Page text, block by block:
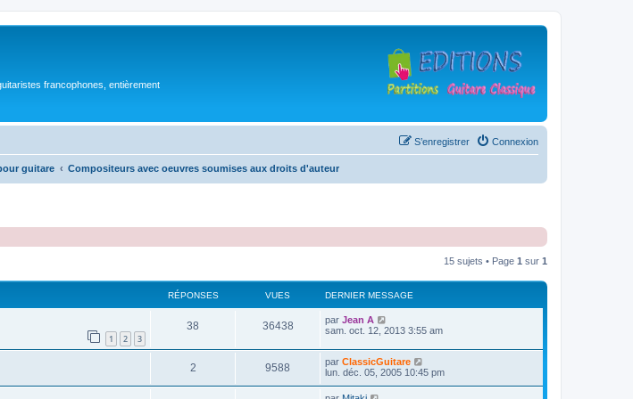
francophones, entièrement
Connexion
S’enregistrer
guitare Compositeurs avec oeuvres soumises aux droits d'auteur
15 sujets • Page 1 sur 1
RÉPONSES VUES DERNIER MESSAGE
1 2 3
38
é
36438V
u
D
e
n
i
e
par Jean A
sam. oct. 12, 2013 3:55 am
2R
é
9588
u
D
e
par ClassicGuitare
lun. déc. 05, 2005 10:45 pm